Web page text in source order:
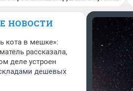
НОВОСТИ
кота в мешке»:
рассказала,
деле устроен
дешевых